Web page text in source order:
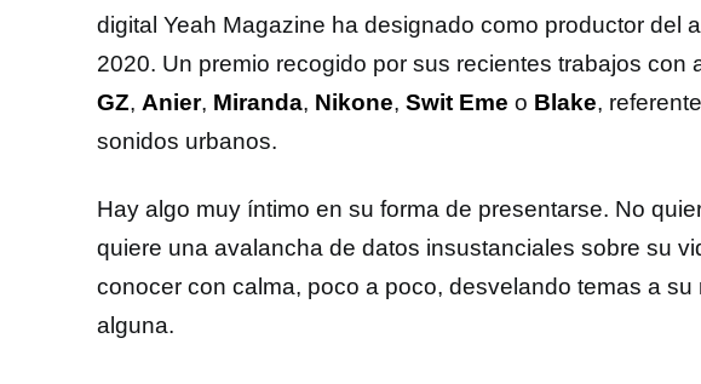
digital Yeah Magazine ha designado como productor del
2020. Un premio recogido por sus recientes trabajos con
GZ, Anier, Miranda, Nikone, Swit Eme o Blake,
sonidos urbanos.
Hay algo muy íntimo en su forma de presentarse. No
quiere una avalancha de datos insustanciales sobre su
conocer con calma, poco a poco, desvelando temas a su
alguna.